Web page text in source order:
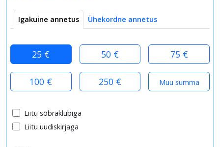
Igakuine annetus Ühekordne annetus
25 € 50 € 75 €
100 € 250 €
Liitu sõbraklubiga
Liitu uudiskirjaga